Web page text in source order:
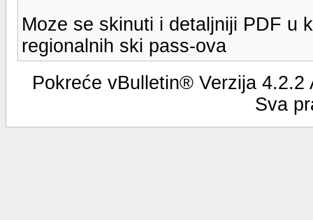
Moze se skinuti i detaljniji PDF u
regionalnih ski pass-ova
Pokreće vBulletin® Verzija
Sva